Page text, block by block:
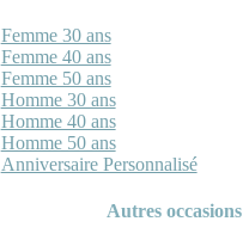
Femme 30 ans
Femme 40 ans
Femme 50 ans
Homme 30 ans
Homme 40 ans
Homme 50 ans
Anniversaire Personnalisé
Autres occasions